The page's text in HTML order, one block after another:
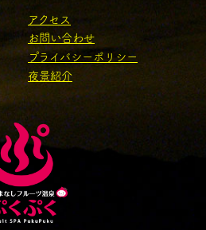
アクセス
お問い合わせ
プライバシーポリシー
夜景紹介